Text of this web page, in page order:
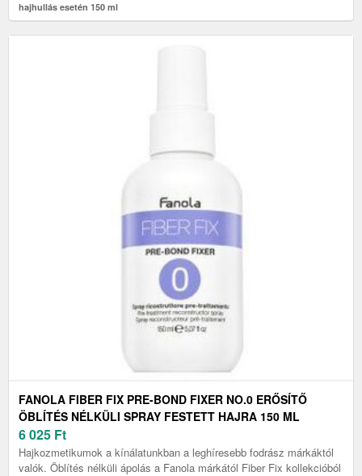
hajhullás esetén 150 ml
FANOLA FIBER FIX PRE-BOND FIXER NO.0 ERŐSÍTŐ
ÖBLÍTÉS NÉLKÜLI SPRAY FESTETT HAJRA 150 ML
6 025 Ft
Hajkozmetikumok a kínálatunkban a leghíresebb fodrász márkáktól
valók. Öblítés nélküli ápolás a Fanola márkától Fiber Fix kollekcióból